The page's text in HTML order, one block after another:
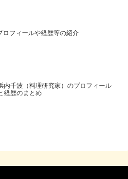
ロフィールや経歴等の紹介
内千波（料理研究家）のプロフィール
経歴のまとめ